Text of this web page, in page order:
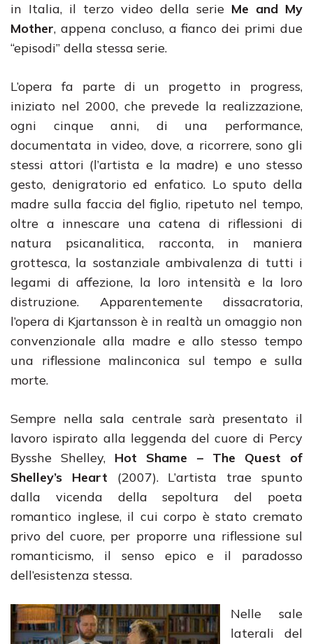
in Italia, il terzo video della serie Me and My
Mother, appena concluso, a fianco dei primi due
“episodi” della stessa serie.
L’opera fa parte di un progetto in progress,
iniziato nel 2000, che prevede la realizzazione,
ogni cinque anni, di una performance,
documentata in video, dove, a ricorrere, sono gli
stessi attori (l’artista e la madre) e uno stesso
gesto, denigratorio ed enfatico. Lo sputo della
madre sulla faccia del figlio, ripetuto nel tempo,
oltre a innescare una catena di riflessioni di
natura psicanalitica, racconta, in maniera
grottesca, la sostanziale ambivalenza di tutti i
legami di affezione, la loro intensità e la loro
distruzione. Apparentemente dissacratoria,
l’opera di Kjartansson è in realtà un omaggio non
convenzionale alla madre e allo stesso tempo
una riflessione malinconica sul tempo e sulla
morte.
Sempre nella sala centrale sarà presentato il
lavoro ispirato alla leggenda del cuore di Percy
Bysshe Shelley, Hot Shame – The Quest of
Shelley’s Heart (2007). L’artista trae spunto
dalla vicenda della sepoltura del poeta
romantico inglese, il cui corpo è stato cremato
privo del cuore, per proporre una riflessione sul
romanticismo, il senso epico e il paradosso
dell’esistenza stessa.
Nelle sale
laterali del